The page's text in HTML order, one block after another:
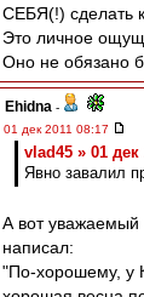
СЕБЯ(!) сделать
Это личное
Оно не обязано
Ehidna -
01 дек 2011 08:17
vlad45 » 01 дек
Явно завалил
А вот уважаемый
написал:
"По-хорошему, у